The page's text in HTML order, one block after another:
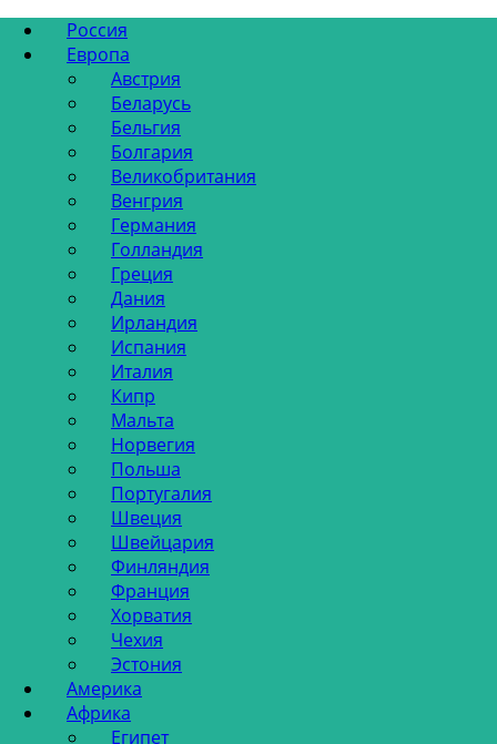
Россия
Европа
Австрия
Беларусь
Бельгия
Болгария
Великобритания
Венгрия
Германия
Голландия
Греция
Дания
Ирландия
Испания
Италия
Кипр
Мальта
Норвегия
Польша
Португалия
Швеция
Швейцария
Финляндия
Франция
Хорватия
Чехия
Эстония
Америка
Африка
Египет